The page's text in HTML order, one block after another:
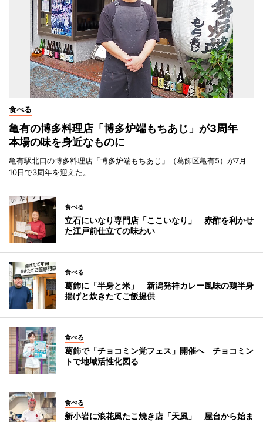
食べる
亀有の博多料理店「博多炉端もちあじ」が3周年
本場の味を身近なものに
亀有駅北口の博多料理店「博多炉端もちあじ」（葛飾区亀有5）が7月
10日で3周年を迎えた。
食べる
立石にいなり専門店「ここいなり」 赤酢を利かせ
た江戸前仕立ての味わい
食べる
葛飾に「半身と米」 新潟発祥カレー風味の鶏半身
揚げと炊きたてご飯提供
食べる
葛飾で「チョコミン党フェス」開催へ チョコミン
トで地域活性化図る
食べる
新小岩に浪花風たこ焼き店「天風」 屋台から始ま